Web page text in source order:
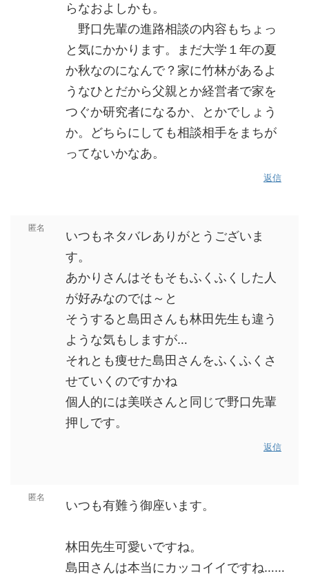
らなおよしかも。
野口先輩の進路相談の内容もちょっ
と気にかかります。まだ大学１年の夏
か秋なのになんで？家に竹林があるよ
うなひとだから父親とか経営者で家を
つぐか研究者になるか、とかでしょう
か。どちらにしても相談相手をまちが
ってないかなあ。
返信
匿名
いつもネタバレありがとうございま
す。
あかりさんはそもそもふくふくした人
が好みなのでは～と
そうすると島田さんも林田先生も違う
ような気もしますが…
それとも痩せた島田さんをふくふくさ
せていくのですかね
個人的には美咲さんと同じで野口先輩
押しです。
返信
匿名
いつも有難う御座います。
林田先生可愛いですね。
島田さんは本当にカッコイイですね……